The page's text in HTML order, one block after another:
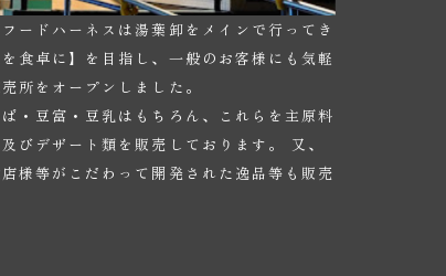
ードハーネスは湯葉卸をメインで行ってき
食卓に】を目指し、一般のお客様にも気軽
所をオープンしました。
・豆富・豆乳はもちろん、これらを主原料
びデザート類を販売しております。 又、
様等がこだわって開発された逸品等も販売